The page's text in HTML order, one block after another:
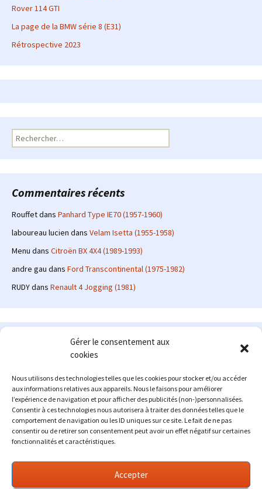
Gérer le consentement aux
cookies
Nous utilisons des technologies telles que les cookies pour stocker et/ou accéder
aux informations relatives aux appareils. Nous le faisons pour améliorer
l’expérience de navigation et pour afficher des publicités (non-)personnalisées.
Consentir à ces technologies nous autorisera à traiter des données telles que le
comportement de navigation ou les ID uniques sur ce site. Le fait de ne pas
consentir ou de retirer son consentement peut avoir un effet négatif sur certaines
fonctionnalités et caractéristiques.
Accepter
Rover 114 GTI
La page de la BMW série 8 (E31)
Rétrospective 2023
Rechercher :
Commentaires récents
Rouffetdans Panhard Type IE70 (1957-1960)
laboureau lucien dans Velam Isetta (1955-1958)
Menu dans Citroën BX 4X4 (1989-1993)
andre gau dans Ford Transcontinental (1975-1982)
RUDYdans Renault 4 Jogging (1981)
Le site en quelques mots
: passionné d'automobile ancienne depuis de
nombreuses années, j'ai commencé à partager ma passion sur
internet à partir de 2009 au travers d'un blog qui a connu un relatif
succès. Fin 2013, je décide de prendre mon autonomie et me lancer
avec mon propre site : l'Automobile Ancienne.
Me contacter : alex(at)lautomobileancienne.com